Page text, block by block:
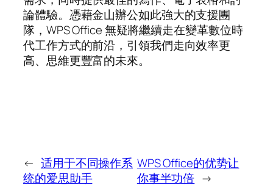
論體驗。憑藉金山辦公如此強大的支援團
隊，WPS Office 無疑將繼續走在變革數位時
代工作方式的前沿，引領我們走向效率更
高、思維更豐富的未來。
← 适用于不同操作系
统的爱思助手
WPS Office的优势让
你事半功倍 →